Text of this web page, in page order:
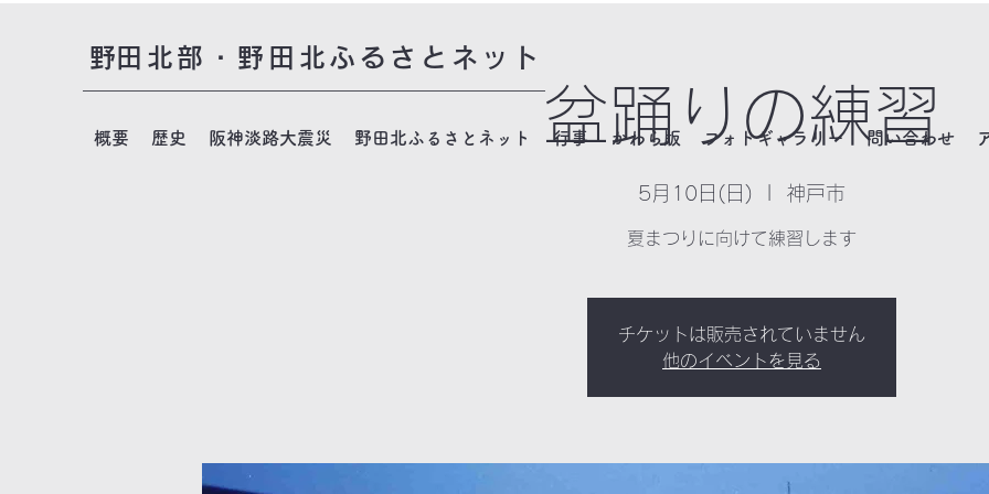
​野田北部・野田北ふるさとネット
概要 歴史 阪神淡路大震災 野田北ふるさとネット 行事 かわら版 フォトギャラリー 問い合わせ
盆踊りの練習
5月10日(日) 神戸市
夏まつりに向けて練習します
チケットは販売されていません
他のイベントを見る